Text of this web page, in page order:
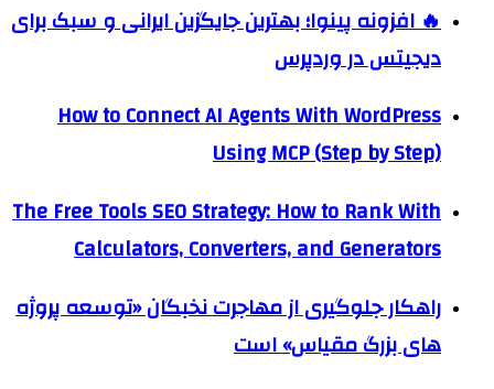
🔥 افزونه پینوا؛ بهترین جایگزین ایرانی و سبک برای
دیجیتس در وردپرس
How to Connect AI Agents With WordPress
Using MCP (Step by Step)
The Free Tools SEO Strategy: How to Rank With
Calculators, Converters, and Generators
راهکار جلوگیری از مهاجرت نخبگان «توسعه پروژه
های بزرگ مقیاس» است